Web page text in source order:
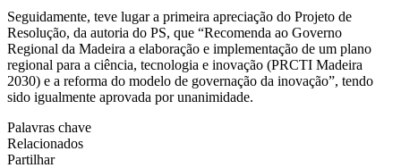
Seguidamente, teve lugar a primeira apreciação do Projeto de
Resolução, da autoria do PS, que “Recomenda ao Governo
Regional da Madeira a elaboração e implementação de um plano
regional para a ciência, tecnologia e inovação (PRCTI Madeira
2030) e a reforma do modelo de governação da inovação”, tendo
sido igualmente aprovada por unanimidade.
Palavras chave
Relacionados
Partilhar